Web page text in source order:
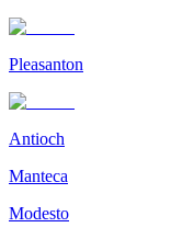
Pleasanton
Antioch
Manteca
Modesto